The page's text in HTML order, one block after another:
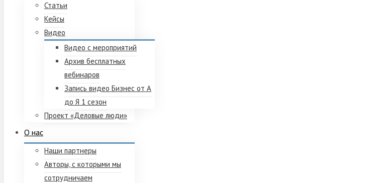
Статьи
Кейсы
Видео
Видео с мероприятий
Архив бесплатных
вебинаров
Запись видео Бизнес от А
до Я 1 сезон
Проект «Деловые люди»
О нас
Наши партнеры
Авторы, с которыми мы
сотрудничаем